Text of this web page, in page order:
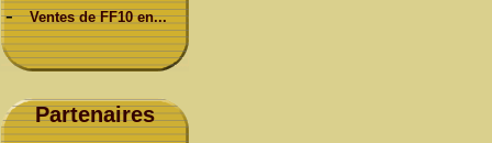
- Ventes de FF10 en...
Partenaires